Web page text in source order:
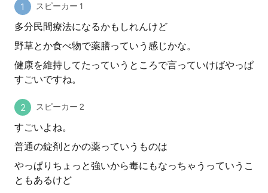
スピーカー 1
多分民間療法になるかもしれんけど
野草とか食べ物で薬膳っていう感じかな。
健康を維持してたっていうところで言っていけばやっぱ
すごいですね。
スピーカー 2
すごいよね。
普通の錠剤とかの薬っていうものは
やっぱりちょっと強いから毒にもなっちゃうっていうこ
ともあるけど